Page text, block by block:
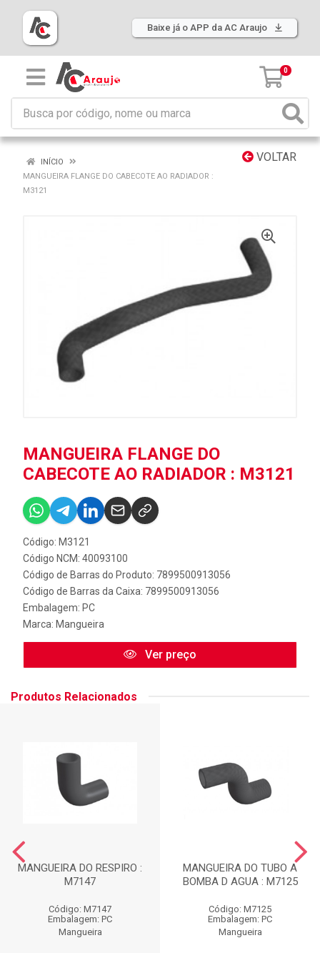
Baixe já o APP da AC Araujo
0
VOLTAR
INÍCIO
MANGUEIRA FLANGE DO CABECOTE AO RADIADOR :
M3121
MANGUEIRA FLANGE DO
CABECOTE AO RADIADOR : M3121
Código: M3121
Código NCM: 40093100
Código de Barras do Produto: 7899500913056
Código de Barras da Caixa: 7899500913056
Embalagem: PC
Marca: Mangueira
Ver preço
Produtos Relacionados
MANGUEIRA DO RESPIRO :
M7147
Código: M7147
Embalagem: PC
Mangueira
MANGUEIRA DO TUBO A
BOMBA D AGUA : M7125
Código: M7125
Embalagem: PC
Mangueira